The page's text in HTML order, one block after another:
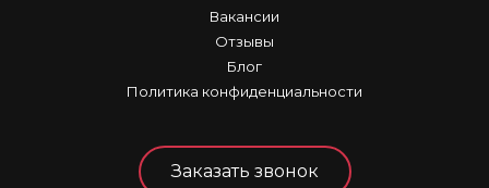
Вакансии
Отзывы
Блог
Политика конфиденциальности
Заказать звонок